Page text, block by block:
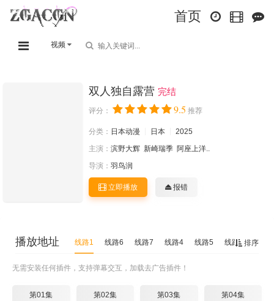
首页
视频
双人独自露营 完结
评分： 9.5 推荐
分类： 日本动漫 日本
2025
主演： 滨野大辉 新崎瑞季 阿座上洋..
导演： 羽鸟润
立即播放 报错
排序
播放地址 线路1 线路6 线路7 线路4 线路5 线路3 线路2
无需安装任何插件，支持弹幕交互，加载去广告插件！
第01集 第02集 第03集 第04集